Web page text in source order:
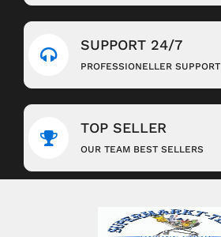
SUPPORT 24/7
PROFESSIONELLER SUPPORT
TOP SELLER
OUR TEAM BEST SELLERS